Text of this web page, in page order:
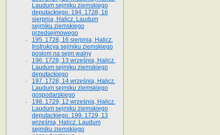
Laudum sejmiku ziemskiego
deputackiego. 194. 1728, 16
sierpnia, Halicz. Laudum
sejmiku ziemskiego
przedsejmowego
195. 1728, 16 sierpnia, Halicz.
Instrukcya sejmiku ziemskiego
posłom na sejm walny
196. 1728, 13 września, Halicz.
Laudum sejmiku ziemskiego
deputackiego
197. 1728, 14 września, Halicz.
Laudum sejmiku ziemskiego
gospodarskiego
198. 1729, 12 września, Halicz.
Laudum sejmiku ziemskiego
deputackiego. 199. 1729, 13
września, Halicz. Laudum
sejmiku ziemskiego